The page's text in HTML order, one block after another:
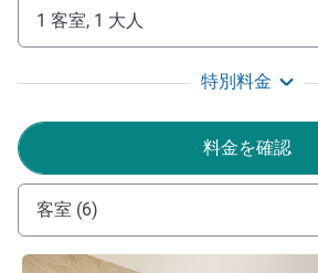
展示されているフリッツ・シュルン
ョンも見逃せません。
メルキュールミュルーズサントル
同、次回のご滞在をお待ちしており
Donatien RUFFIER ホテル経営
1 客室, 1 大人
特別料金
料金を確認
客室 (6)
詳細を表示